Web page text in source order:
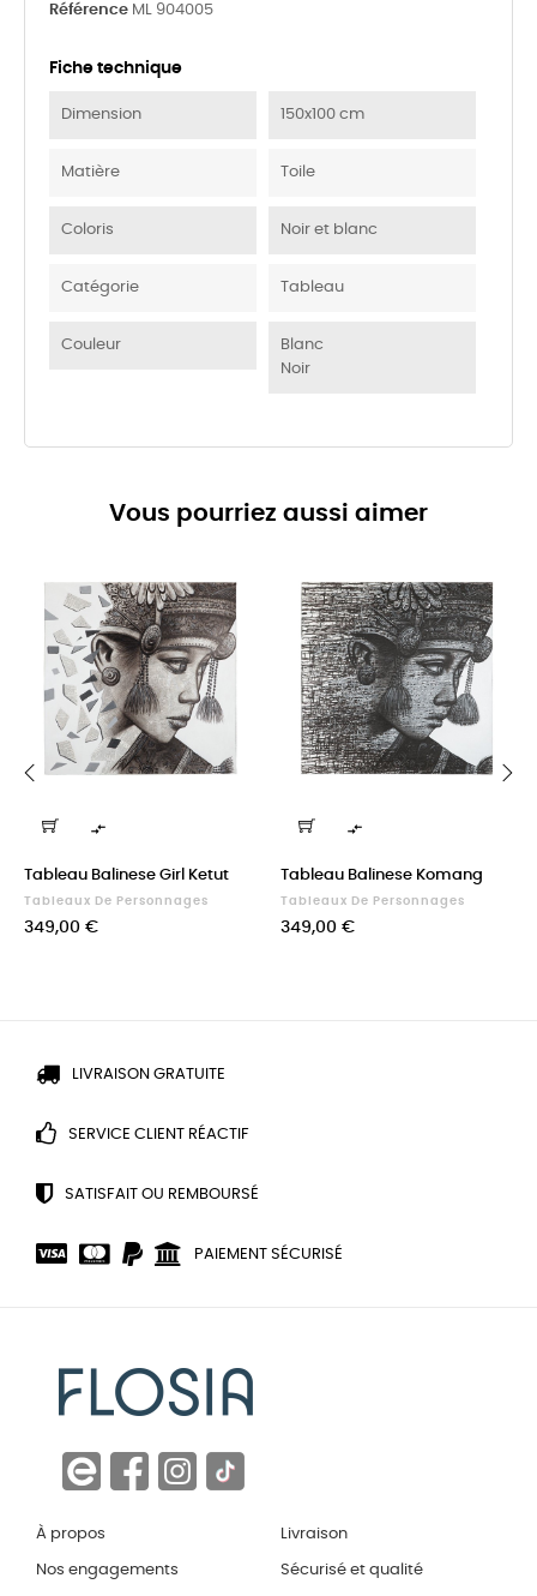
Référence ML 904005
Fiche technique
Dimension 150x100 cm
Matière Toile
Coloris Noir et blanc
Catégorie Tableau
Couleur
Blanc
Noir
Vous pourriez aussi aimer

Tableau Balinese Girl Ketut
Tableaux De Personnages
Prix
349,00 €

Tableau Balinese Komang
Tableaux De Personnages
Prix
349,00 €
LIVRAISON GRATUITE
SERVICE CLIENT RÉACTIF
SATISFAIT OU REMBOURSÉ
PAIEMENT SÉCURISÉ
À propos
Nos engagements
Livraison
Sécurisé et qualité